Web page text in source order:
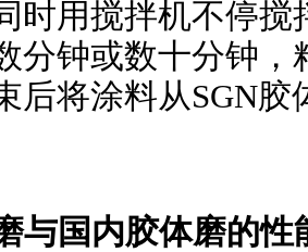
时用搅拌机不停搅
分钟或数十分钟
后将涂料从SGN胶
与国内胶体磨的性